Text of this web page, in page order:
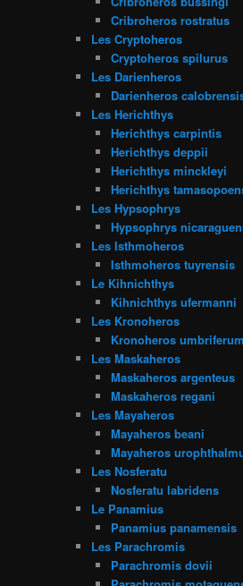
Cribroheros rostratus
Les Cryptoheros
Cryptoheros spilurus
Les Darienheros
Darienheros
Les Herichthys
Herichthys carpintis
Herichthys deppii
Herichthys minckleyi
Herichthys
Les Hypsophrys
Hypsophrys
Les Isthmoheros
Isthmoheros tuyrensis
Le Kihnichthys
Kihnichthys ufermanni
Les Kronoheros
Kronoheros umbriferum
Les Maskaheros
Maskaheros argenteus
Maskaheros regani
Les Mayaheros
Mayaheros beani
Mayaheros
Les Nosferatu
Nosferatu labridens
Le Panamius
Panamius panamensis
Les Parachromis
Parachromis dovii